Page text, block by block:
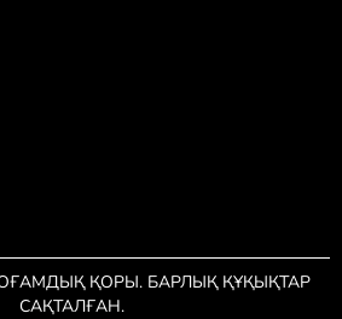
ҚОҒАМДЫҚ ҚОРЫ. БАРЛЫҚ ҚҰҚЫҚТАР
САҚТАЛҒАН.